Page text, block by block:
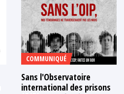
COMMUNIQUÉ
Sans l'Observatoire
international des prisons